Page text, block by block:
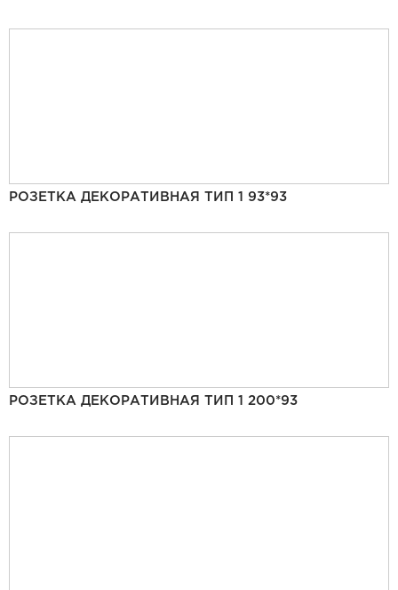
РОЗЕТКА ДЕКОРАТИВНАЯ ТИП 1 93*93
РОЗЕТКА ДЕКОРАТИВНАЯ ТИП 1 200*93